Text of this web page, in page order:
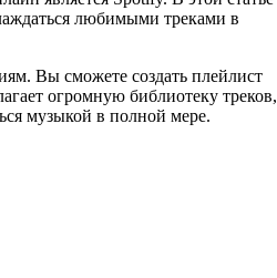
любимыми треками в
Вы сможете создать плейлист
огромную библиотеку треков,
музыкой в полной мере.